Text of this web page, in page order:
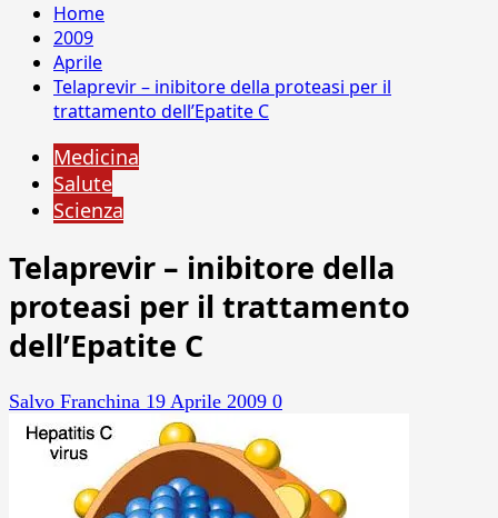
Home
2009
Aprile
Telaprevir – inibitore della proteasi per il
trattamento dell’Epatite C
Medicina
Salute
Scienza
Telaprevir – inibitore della
proteasi per il trattamento
dell’Epatite C
Salvo Franchina 19 Aprile 2009 0